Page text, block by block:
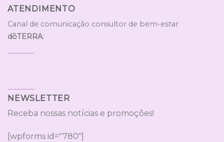
ATENDIMENTO
Canal de comunicação consultor de bem-estar
dōTERRA:
NEWSLETTER
Receba nossas notícias e promoções!
[wpforms id="780"]